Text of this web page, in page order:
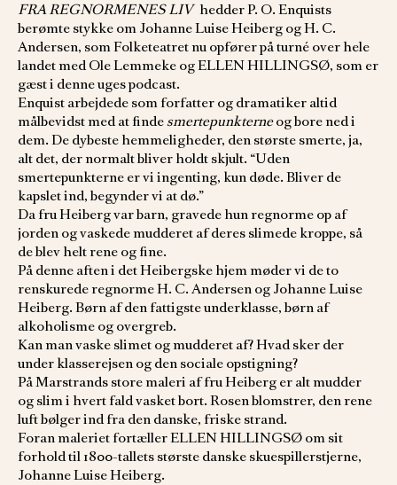
FRA REGNORMENES LIVhedder P. O. Enquists
berømte stykke om Johanne Luise Heiberg og H. C.
Andersen, som Folketeatret nu opfører på turné over hele
landet med Ole Lemmeke og ELLEN HILLINGSØ, som er
gæst i denne uges podcast.
Enquist arbejdede som forfatter og dramatiker altid
målbevidst med at findesmertepunkterneog bore ned i
dem. De dybeste hemmeligheder, den største smerte, ja,
alt det, der normalt bliver holdt skjult. “Uden
smertepunkterne er vi ingenting, kun døde. Bliver de
kapslet ind, begynder vi at dø.”
Da fru Heiberg var barn, gravede hun regnorme op af
jorden og vaskede mudderet af deres slimede kroppe, så
de blev helt rene og fine.
På denne aften i det Heibergske hjem møder vi de to
renskurede regnorme H. C. Andersen og Johanne Luise
Heiberg. Børn af den fattigste underklasse, børn af
alkoholisme og overgreb.
Kan man vaske slimet og mudderet af? Hvad sker der
under klasserejsen og den sociale opstigning?
På Marstrands store maleri af fru Heiberg er alt mudder
og slim i hvert fald vasket bort. Rosen blomstrer, den rene
luft bølger ind fra den danske, friske strand.
Foran maleriet fortæller ELLEN HILLINGSØ om sit
forhold til 1800-tallets største danske skuespillerstjerne,
Johanne Luise Heiberg.